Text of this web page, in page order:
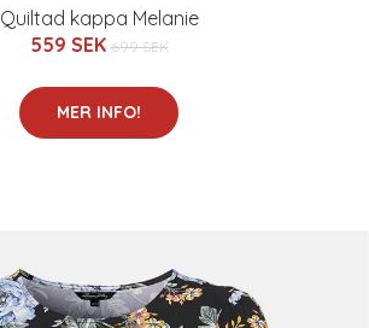
Quiltad kappa Melanie
559 SEK 699 SEK
MER INFO!